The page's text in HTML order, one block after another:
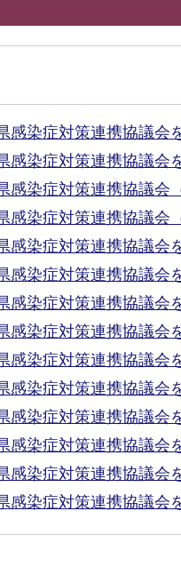
感染症対策連携協議会
感染症対策連携協議会
感染症対策連携協議会
感染症対策連携協議会
感染症対策連携協議会
感染症対策連携協議会
感染症対策連携協議会
感染症対策連携協議会
感染症対策連携協議会
感染症対策連携協議会
感染症対策連携協議会
感染症対策連携協議会
感染症対策連携協議会
感染症対策連携協議会